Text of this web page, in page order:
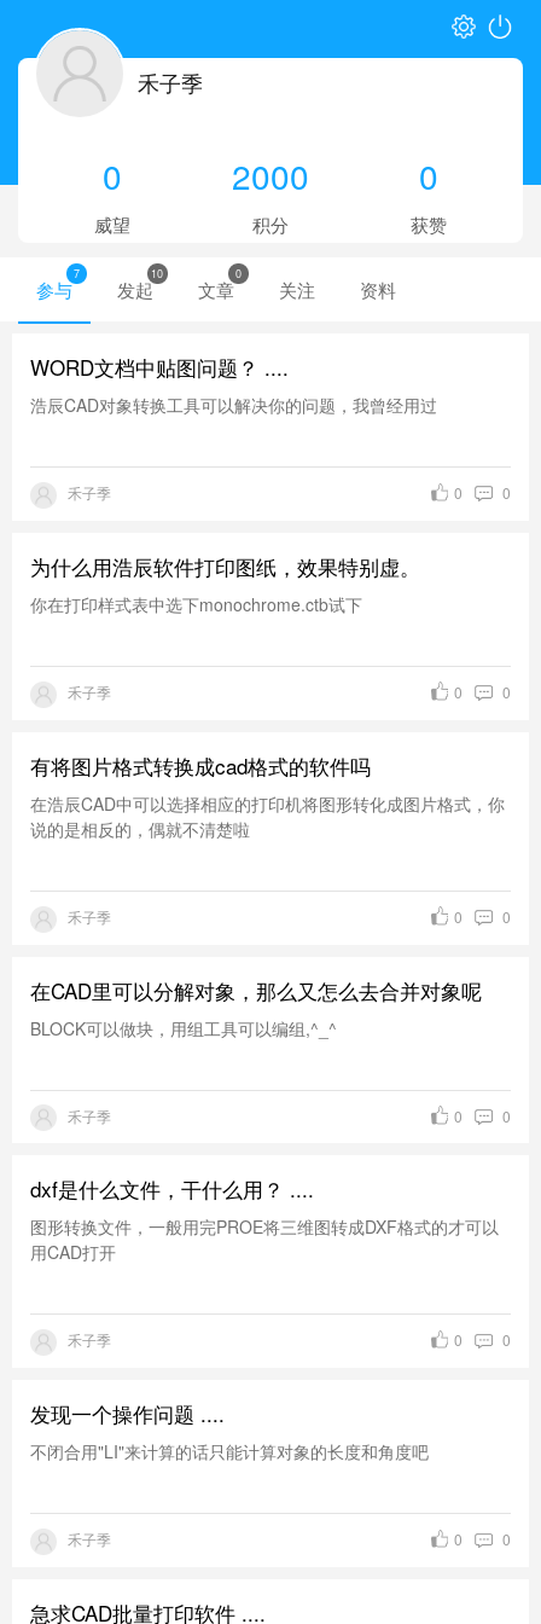
禾子季
0
威望
2000
积分
0
获赞
参与
7
发起
10
文章
0
关注 资料
WORD文档中贴图问题？ ....
浩辰CAD对象转换工具可以解决你的问题，我曾经用过
禾子季 0
0
为什么用浩辰软件打印图纸，效果特别虚。
你在打印样式表中选下monochrome.ctb试下
禾子季 0
0
有将图片格式转换成cad格式的软件吗
在浩辰CAD中可以选择相应的打印机将图形转化成图片格式，你
说的是相反的，偶就不清楚啦
禾子季 0
0
在CAD里可以分解对象，那么又怎么去合并对象呢
BLOCK可以做块，用组工具可以编组,^_^
禾子季 0
0
dxf是什么文件，干什么用？ ....
图形转换文件，一般用完PROE将三维图转成DXF格式的才可以
用CAD打开
禾子季 0
0
发现一个操作问题 ....
不闭合用"LI"来计算的话只能计算对象的长度和角度吧
禾子季 0
0
急求CAD批量打印软件 ....